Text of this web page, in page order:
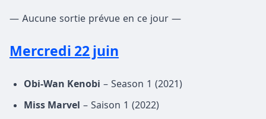
— Aucune sortie prévue en ce jour —
Mercredi 22 juin
Obi-Wan Kenobi – Season 1 (2021)
Miss Marvel – Saison 1 (2022)